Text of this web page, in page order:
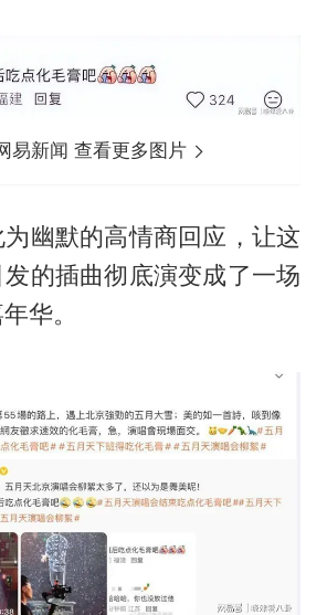
易新闻 查看更多图片
幽默的高情商回应，让这
的插曲彻底演变成了一场
华。